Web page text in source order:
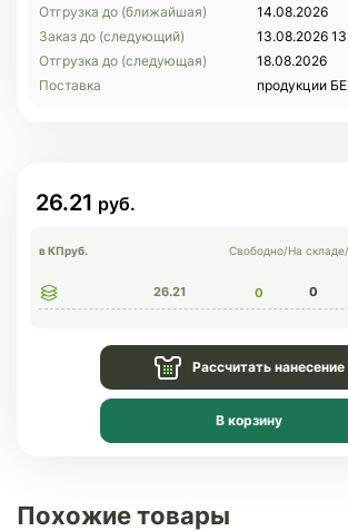
Отгрузка до (ближайшая)
14.08.2026
Заказ до (следующий)
13.08.2026
Отгрузка до (следующая)
18.08.2026
Поставка
продукции
26.21
в КПруб. Свободно/На складе/
26.21 0 0
Рассчитать нанесение
В корзину
Похожие товары